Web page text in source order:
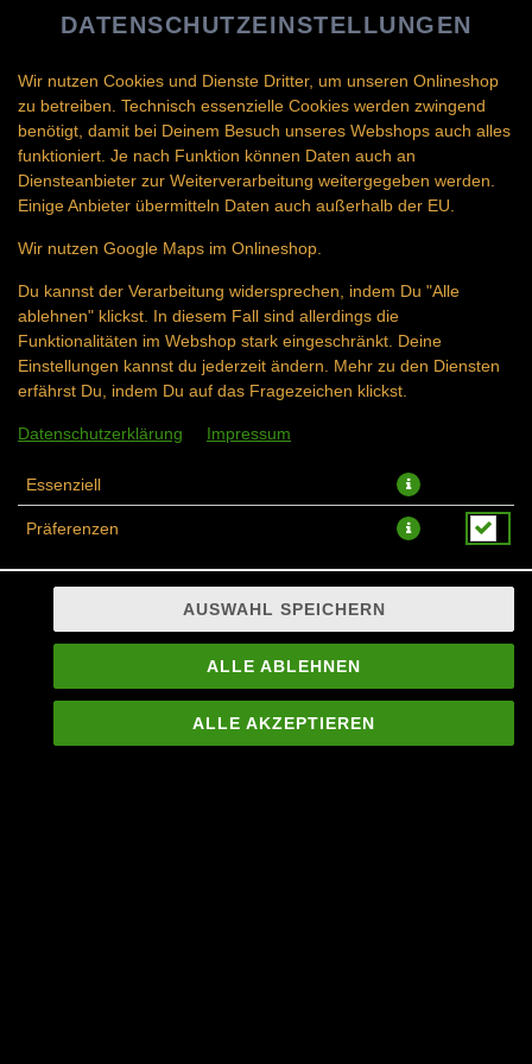
DE
SPRACHE ÄNDERN
GRÜNES CURRY
Mittelscharfes Curry mit Thai Auberginen, Bambussprossen,
Bohnen und Thai Basilikum , dazu gedämpfter Jasmin Reis
JETZT BESTELLEN
DATENSCHUTZEINSTELLUNGEN
Wir nutzen Cookies und Dienste Dritter, um unseren Onlineshop
zu betreiben. Technisch essenzielle Cookies werden zwingend
benötigt, damit bei Deinem Besuch unseres Webshops auch alles
funktioniert. Je nach Funktion können Daten auch an
Diensteanbieter zur Weiterverarbeitung weitergegeben werden.
Einige Anbieter übermitteln Daten auch außerhalb der EU.
Wir nutzen Google Maps im Onlineshop.
Du kannst der Verarbeitung widersprechen, indem Du "Alle
ablehnen" klickst. In diesem Fall sind allerdings die
Funktionalitäten im Webshop stark eingeschränkt. Deine
Einstellungen kannst du jederzeit ändern. Mehr zu den Diensten
erfährst Du, indem Du auf das Fragezeichen klickst.
Datenschutzerklärung Impressum
Essenziell
Präferenzen
AUSWAHL SPEICHERN
ALLE ABLEHNEN
ALLE AKZEPTIEREN